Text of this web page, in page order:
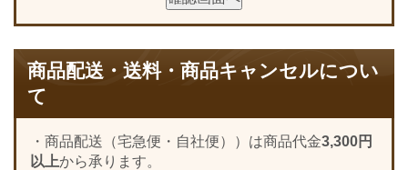
商品配送・送料・商品キャンセルについ
て
・商品配送（宅急便・自社便））は商品代金3,300円
以上から承ります。